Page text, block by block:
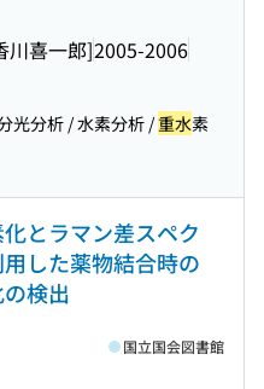
川喜一郎]2005-2006
光分析 / 水素分析 /重水素
化とラマン差スペク
した薬物結合時の
検出
国立国会図書館